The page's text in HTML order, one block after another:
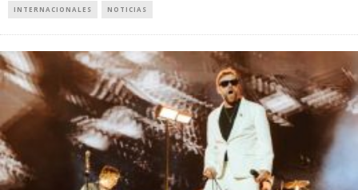
INTERNACIONALES NOTICIAS